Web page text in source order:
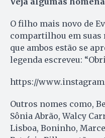
O filho mais novo de
compartilhou em suas
que ambos estão se
legenda escreveu:
https://
Outros nomes como,
Sônia Abrão, Walcy
Lisboa, Boninho,